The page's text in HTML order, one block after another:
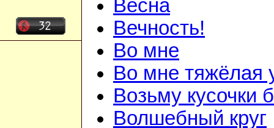
Весна
Вечность!
Во мне
Во мне тяжёлая
Возьму кусочки
Волшебный круг